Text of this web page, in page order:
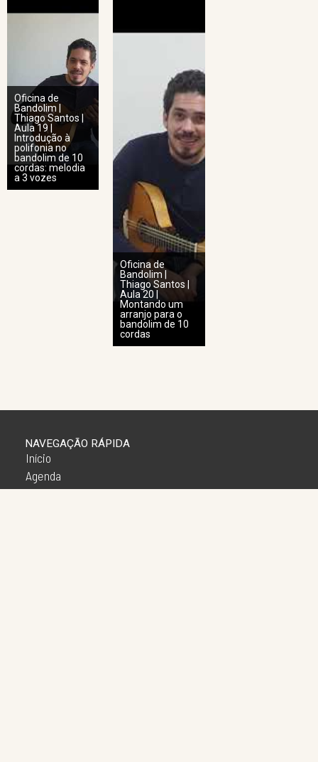
Oficina de
Bandolim |
Thiago Santos |
Aula 19 |
Introdução à
polifonia no
bandolim de 10
cordas: melodia
a 3 vozes
Oficina de
Bandolim |
Thiago Santos |
Aula 20 |
Montando um
arranjo para o
bandolim de 10
cordas
Início
Agenda
Apresentações
NAVEGAÇÃO RÁPIDA